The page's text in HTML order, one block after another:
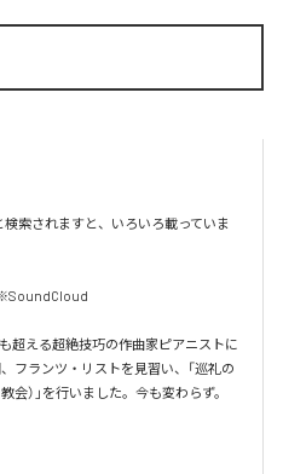
索されますと、いろいろ載っていま
超える超絶技巧の作曲家ピアニストに
フランツ・リストを見習い、「巡礼の
）」を行いました。今も変わらず。